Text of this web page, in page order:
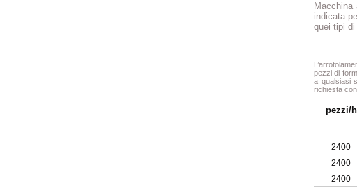
indicata
quei tipi
pezzi di
a qualsiasi
richiesta
pezzi/h
2400
2400
2400